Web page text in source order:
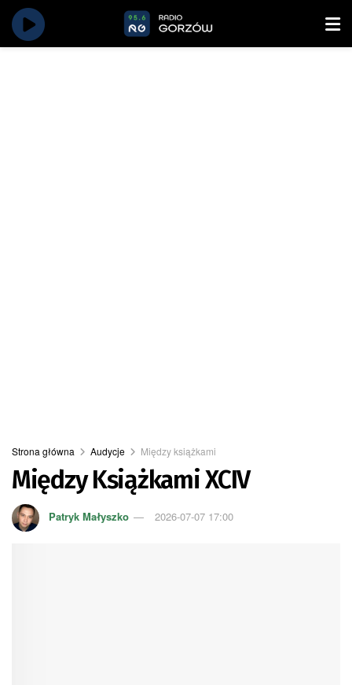
Strona główna Audycje Między książkami
Między Książkami XCIV
Patryk Małyszko 2026-07-07 17:00